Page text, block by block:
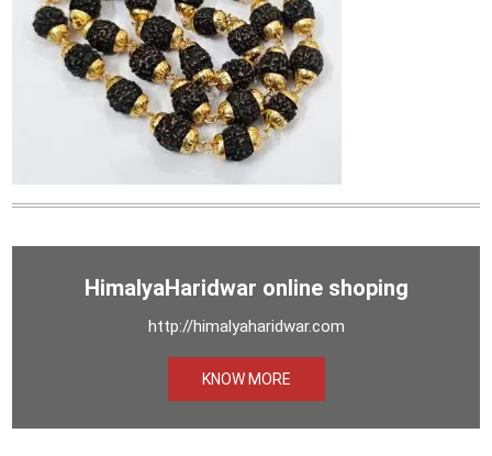
HimalyaHaridwar online shoping
http://himalyaharidwar.com
KNOW MORE